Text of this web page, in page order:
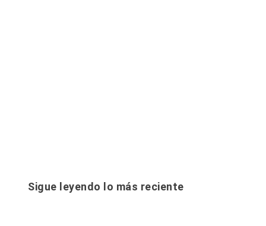
Sigue leyendo lo más reciente